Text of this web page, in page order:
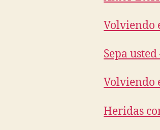
Volviendo
Sepa
Volviendo
Heridas